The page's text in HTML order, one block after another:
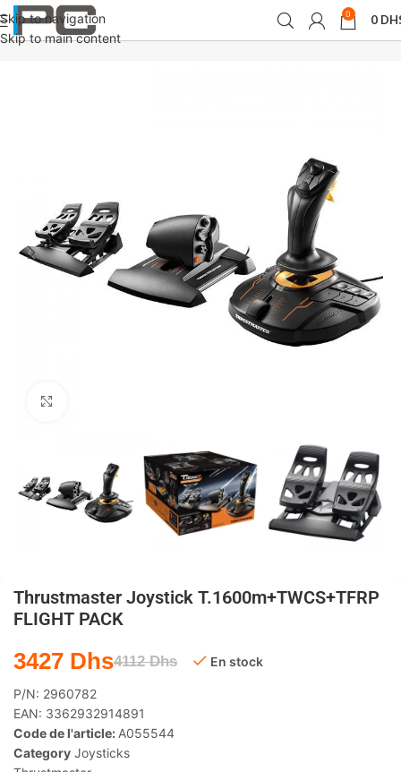
Skip to navigation
Skip to main content
0 0
Accueil Joysticks
Thrustmaster Joystick T.1600m+TWCS+TFRP
FLIGHT PACK
4112Dhs
3427 Dhs En stock
P/N: 2960782
EAN: 3362932914891
Code de l'article: A055544
Category Joysticks